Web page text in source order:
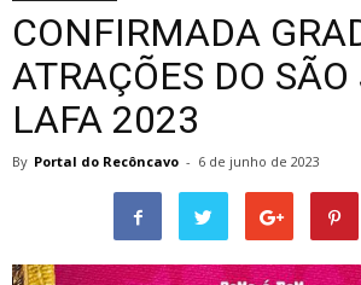
CONFIRMADA
ATRAÇÕES DO
LAFA 2023
By Portal do Recôncavo - 6 de junho de 2023